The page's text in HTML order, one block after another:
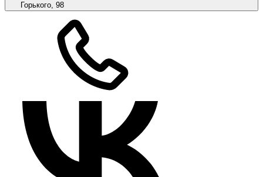
Горького, 98